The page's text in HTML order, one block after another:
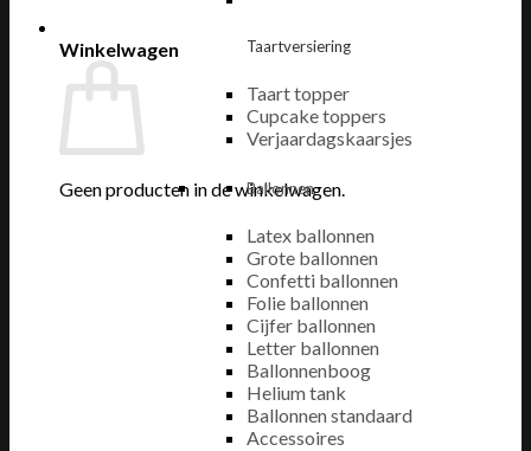
Winkelwagen
Geen producten in de winkelwagen.
Taartversiering
Taart topper
Cupcake toppers
Verjaardagskaarsjes
Ballonnen
Latex ballonnen
Grote ballonnen
Confetti ballonnen
Folie ballonnen
Cijfer ballonnen
Letter ballonnen
Ballonnenboog
Helium tank
Ballonnen standaard
Accessoires